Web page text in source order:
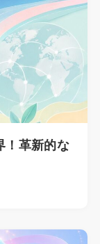
！革新的な